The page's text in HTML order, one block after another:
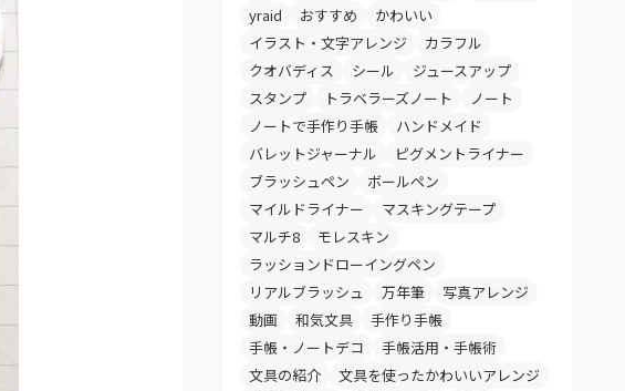
yraid
おすすめ
かわいい
イラスト・文字アレンジ
カラフル
クオバディス
シール
ジュースアップ
スタンプ
トラベラーズノート
ノート
ノートで手作り手帳
ハンドメイド
バレットジャーナル
ピグメントライナー
ブラッシュペン
ボールペン
マイルドライナー
マスキングテープ
マルチ8
モレスキン
ラッションドローイングペン
リアルブラッシュ
万年筆
写真アレンジ
動画
和気文具
手作り手帳
手帳・ノートデコ
手帳活用・手帳術
文具の紹介
文具を使ったかわいいアレンジ